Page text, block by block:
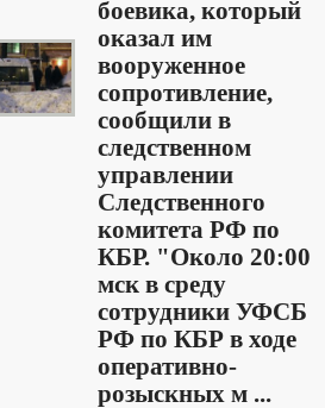
боевика, который
оказал им
вооруженное
сопротивление,
сообщили в
следственном
управлении
Следственного
комитета РФ по
КБР. "Около 20:00
мск в среду
сотрудники УФСБ
РФ по КБР в ходе
оперативно-
розыскных м ...